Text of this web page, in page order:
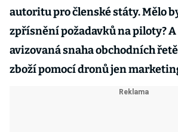
autoritu pro členské státy. Mělo
zpřísnění požadavků na piloty? A
avizovaná snaha obchodních
zboží pomocí dronů jen